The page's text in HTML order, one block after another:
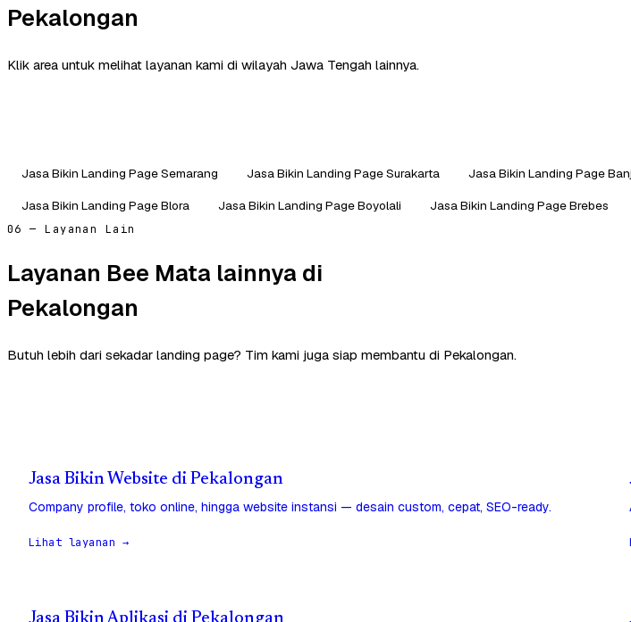
Pekalongan
Klik area untuk melihat layanan kami di wilayah Jawa Tengah lainnya.
Jasa Bikin Landing Page Semarang Jasa Bikin Landing Page Surakarta Jasa Bikin Landing Page
Jasa Bikin Landing Page Blora
Jasa Bikin Landing Page Boyolali Jasa Bikin Landing Page Brebes
06 — Layanan Lain
Layanan Bee Mata lainnya di
Pekalongan
Butuh lebih dari sekadar landing page? Tim kami juga siap membantu di Pekalongan.
Jasa Bikin Website di Pekalongan
Company profile, toko online, hingga website instansi — desain custom, cepat, SEO-ready.
Lihat layanan →